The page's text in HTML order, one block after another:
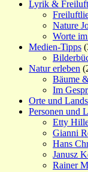
Lyrik &
Nature
Worte
Medien-Tipps
Natur erleben
Bäume
Im
Orte und
Personen und
Etty
Gianni
Hans
Janusz
Rainer